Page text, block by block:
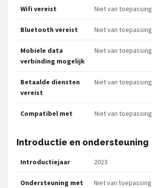
Wifi vereist Niet van toepassing
Bluetooth vereist Niet van toepassing
Mobiele data
verbinding mogelijk
Niet van toepassing
Betaalde diensten
vereist
Niet van toepassing
Compatibel met Niet van toepassing
Introductie en ondersteuning
Introductiejaar 2023
Ondersteuning met
Niet van toepassing